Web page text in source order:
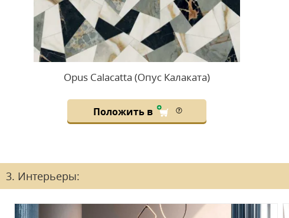
Opus Calacatta (Опус Калаката)
Положить в
3. Интерьеры: